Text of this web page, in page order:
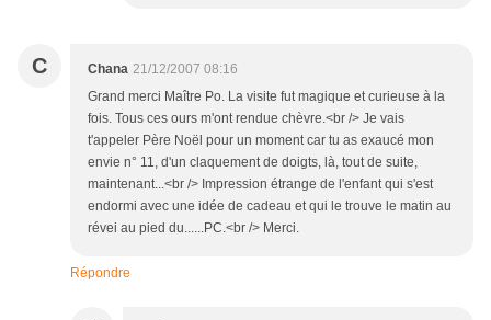
C Chana 21/12/2007 08:16
Grand merci Maître Po. La visite fut magique et curieuse à la
fois. Tous ces ours m'ont rendue chèvre.<br /> Je vais
t'appeler Père Noël pour un moment car tu as exaucé mon
envie n° 11, d'un claquement de doigts, là, tout de suite,
maintenant...<br /> Impression étrange de l'enfant qui s'est
endormi avec une idée de cadeau et qui le trouve le matin au
révei au pied du......PC.<br /> Merci.
Répondre